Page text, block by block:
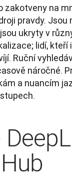
zakotveny na
pravdy. Jsou
ukryty v
lidí, kteří
Ruční
náročné.
a nuancím